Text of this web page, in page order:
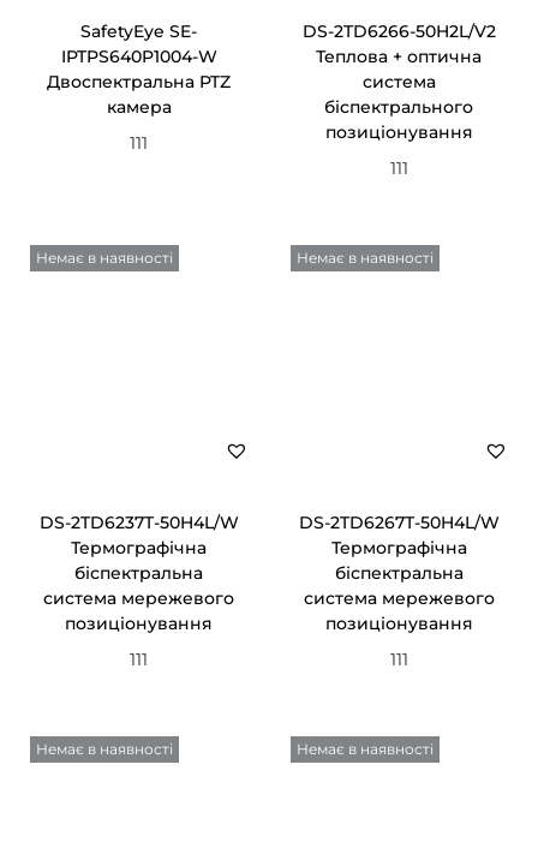
SafetyEye SE-
IPTPS640P1004-W
Двоспектральна PTZ
камера
111
DS-2TD6266-50H2L/V2
Теплова + оптична
система
біспектрального
позиціонування
111
Немає в наявності
DS-2TD6237T-50H4L/W
Термографічна
біспектральна
система мережевого
позиціонування
111
Немає в наявності
DS-2TD6267T-50H4L/W
Термографічна
біспектральна
система мережевого
позиціонування
111
Немає в наявності Немає в наявності